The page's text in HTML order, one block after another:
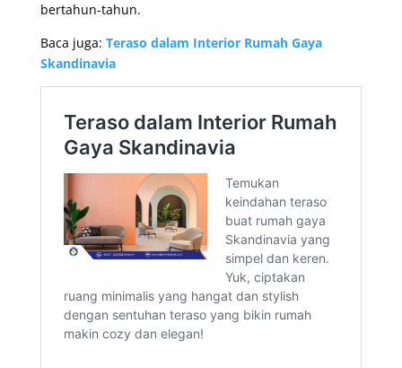
bertahun-tahun.
Baca juga: Teraso dalam Interior Rumah Gaya
Skandinavia